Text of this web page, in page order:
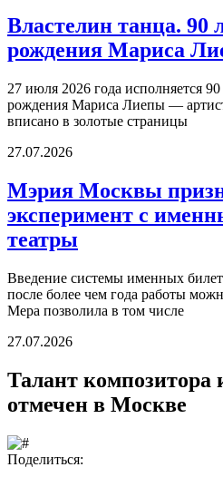
Властелин танца. 90
рождения Мариса
27 июля 2026 года исполняется 90
рождения Мариса Лиепы —
вписано в золотые страницы
27.07.2026
Мэрия Москвы
эксперимент с
театры
Введение системы именных
после более чем года работы
Мера позволила в том числе
27.07.2026
Талант композитора
отмечен в Москве
Поделиться: